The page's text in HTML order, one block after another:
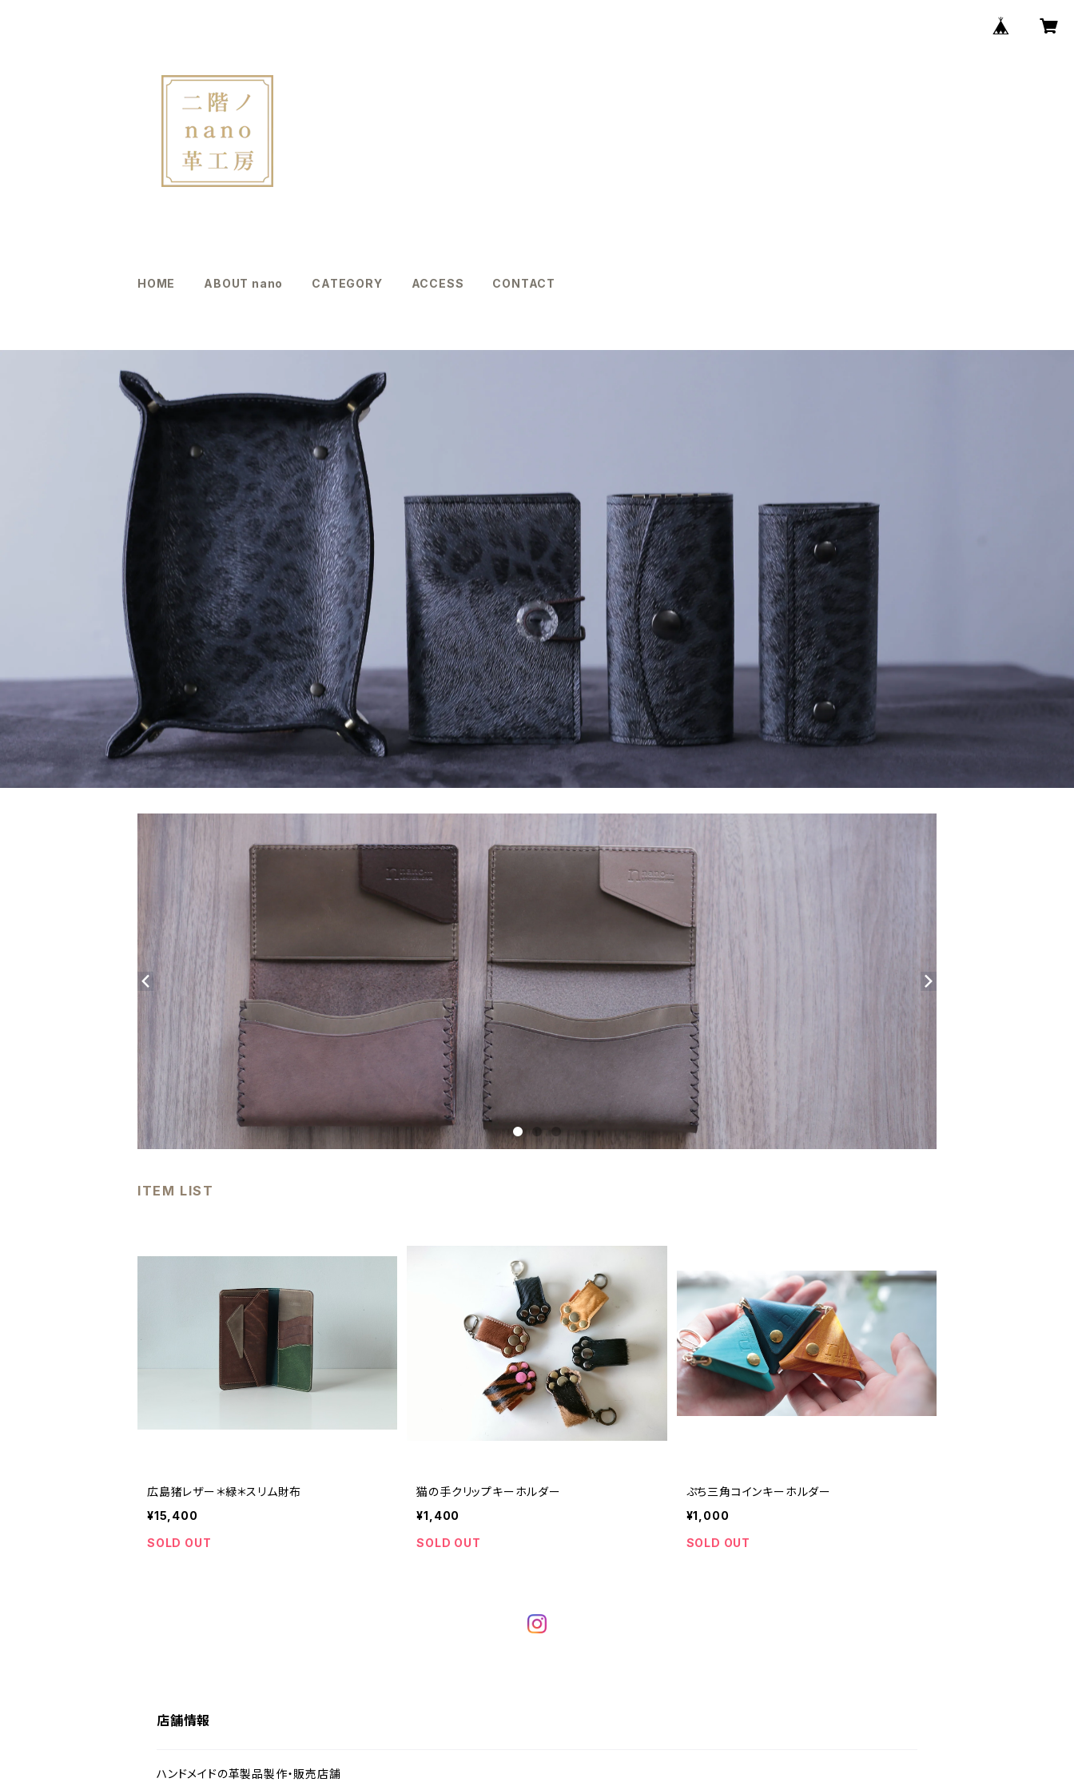
HOME ABOUT nano CATEGORY ACCESS CONTACT
ITEM LIST
広島猪レザー＊緑＊スリム財布
¥15,400
SOLD OUT
猫の手クリップキーホルダー
¥1,400
SOLD OUT
ぷち三角コインキーホルダー
¥1,000
SOLD OUT
店舗情報
ハンドメイドの革製品製作・販売店舗